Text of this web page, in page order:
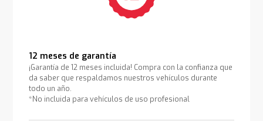
12 meses de garantía
¡Garantía de 12 meses incluida! Compra con la confianza que
da saber que respaldamos nuestros vehículos durante
todo un año.
*No incluida para vehículos de uso profesional